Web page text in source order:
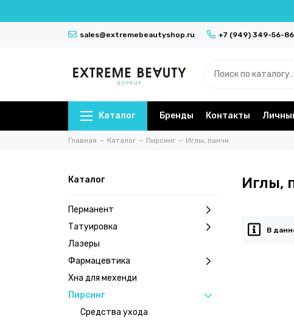
sales@extremebeautyshop.ru +7 (949) 349-56-86
Каталог Бренды Контакты
Главная Каталог Пирсинг Иглы, панчи
Каталог
Перманент
Татуировка
Лазеры
Фармацевтика
Хна для мехенди
Пирсинг
Средства ухода
Иглы,
В